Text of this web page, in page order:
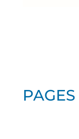
PAGES